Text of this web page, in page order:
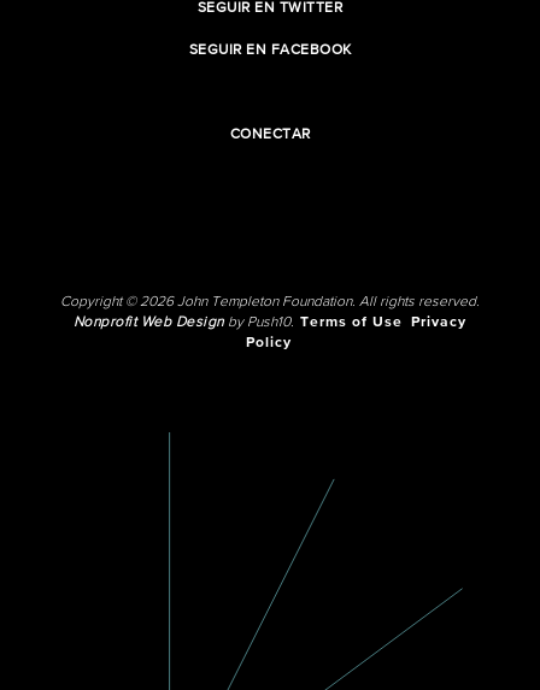
SEGUIR EN TWITTER
SEGUIR EN FACEBOOK
CONECTAR
Copyright © 2026 John Templeton Foundation. All rights reserved.
Nonprofit Web Designby Push10. Terms of Use
Privacy
Policy